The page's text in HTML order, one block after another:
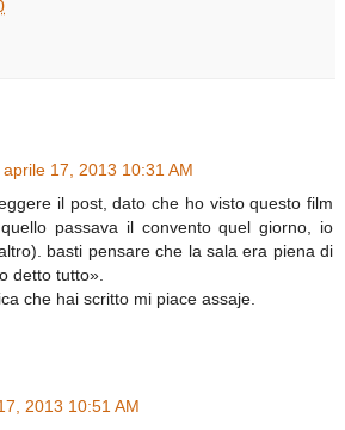
aprile 17, 2013 10:31 AM
il post, dato che ho visto questo film
passava il convento quel giorno, io
basti pensare che la sala era piena di
detto tutto».
che hai scritto mi piace assaje.
2013 10:51 AM